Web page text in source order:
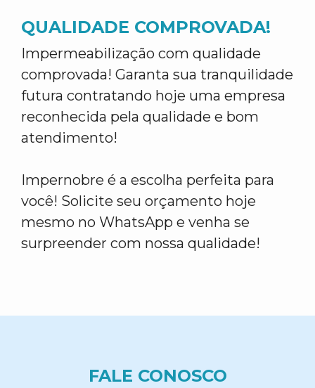
QUALIDADE COMPROVADA!
Impermeabilização com qualidade
comprovada! Garanta sua tranquilidade
futura contratando hoje uma empresa
reconhecida pela qualidade e bom
atendimento!
Impernobre é a escolha perfeita para
você! Solicite seu orçamento hoje
mesmo no WhatsApp e venha se
surpreender com nossa qualidade!
FALE CONOSCO